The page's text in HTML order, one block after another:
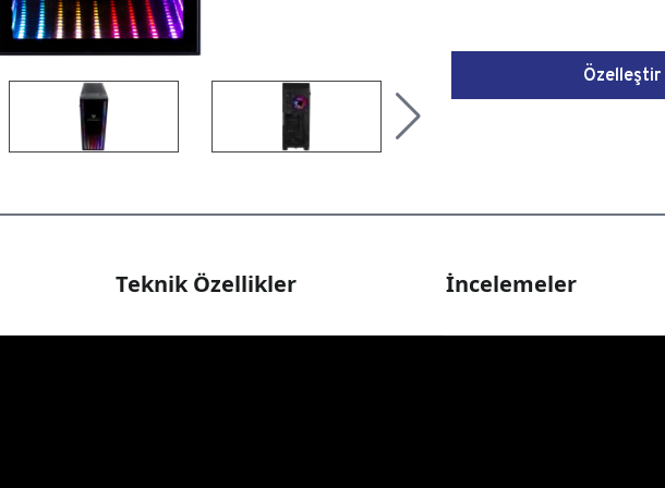
Özelleştir
Teknik Özellikler İncelemeler